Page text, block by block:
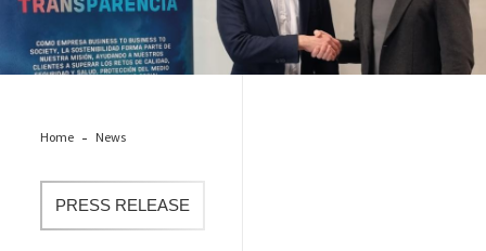
Home News
PRESS RELEASE